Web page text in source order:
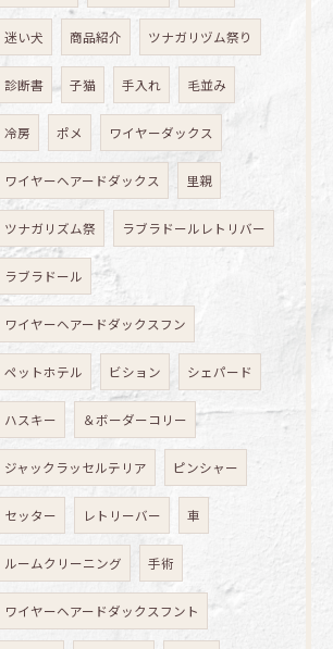
迷い犬 商品紹介 ツナガリヅム祭り
診断書 子猫 手入れ 毛並み
冷房 ポメ ワイヤーダックス
ワイヤーヘアードダックス 里親
ツナガリズム祭 ラブラドールレトリバー
ラブラドール
ワイヤーヘアードダックスフン
ペットホテル ビション シェパード
ハスキー ＆ボーダーコリー
ジャックラッセルテリア ピンシャー
セッター レトリーバー 車
ルームクリーニング 手術
ワイヤーヘアードダックスフント